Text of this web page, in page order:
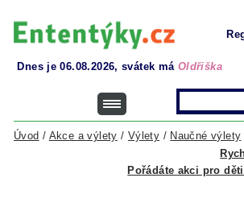
Dnes je 06.08.2026, svátek má Oldřiška
Úvod / Akce a výlety / Výlety / Naučné výlety
Pořádáte akci pro